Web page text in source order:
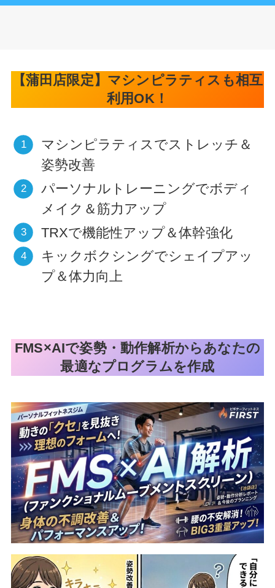
【蒲田店限定】マシンピラティスも相互
利用OK！
マシンピラティスでストレッチ＆
姿勢改善
パーソナルトレーニングでボディ
メイク＆筋力アップ
TRXで機能性アップ＆体幹強化
キックボクシングでシェイプアッ
プ＆体力向上
FMS×AIで姿勢・動作解析からあなたの
最適なプログラムを作成